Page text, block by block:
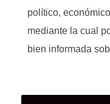
político,
mediante la cual
bien informada